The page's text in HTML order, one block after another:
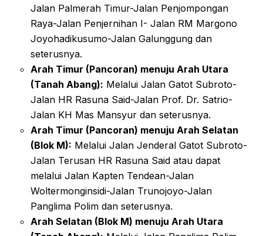
Jalan Palmerah Timur-Jalan Penjompongan
Raya-Jalan Penjernihan I- Jalan RM Margono
Joyohadikusumo-Jalan Galunggung dan
seterusnya.
Arah Timur (Pancoran) menuju Arah Utara
(Tanah Abang): Melalui Jalan Gatot Subroto-
Jalan HR Rasuna Said-Jalan Prof. Dr. Satrio-
Jalan KH Mas Mansyur dan seterusnya.
Arah Timur (Pancoran) menuju Arah Selatan
(Blok M): Melalui Jalan Jenderal Gatot Subroto-
Jalan Terusan HR Rasuna Said atau dapat
melalui Jalan Kapten Tendean-Jalan
Woltermonginsidi-Jalan Trunojoyo-Jalan
Panglima Polim dan seterusnya.
Arah Selatan (Blok M) menuju Arah Utara